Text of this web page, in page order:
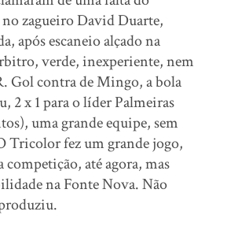
zagueiro David Duarte,
após escaneio alçado na
verde, inexperiente, nem
Gol contra de Mingo, a bola
2 x 1 para o líder Palmeiras
uma grande equipe, sem
Tricolor fez um grande jogo,
até agora, mas
na Fonte Nova. Não